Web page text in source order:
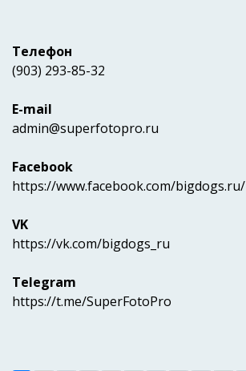
Телефон
(903) 293-85-32
E-mail
admin@superfotopro.ru
Facebook
https://www.facebook.com/bigdogs.ru/
VK
https://vk.com/bigdogs_ru
Telegram
https://t.me/SuperFotoPro